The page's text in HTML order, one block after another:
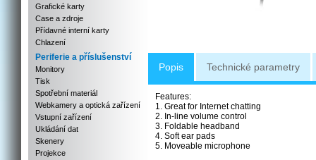
Grafické karty
Case a zdroje
Přídavné interní karty
Chlazení
Periferie a příslušenství
Monitory
Tisk
Spotřební materiál
Webkamery a optická zařízení
Vstupní zařízení
Ukládání dat
Skenery
Projekce
Popis Technické parametry
Features:
1. Great for Internet chatting
2. In-line volume control
3. Foldable headband
4. Soft ear pads
5. Moveable microphone